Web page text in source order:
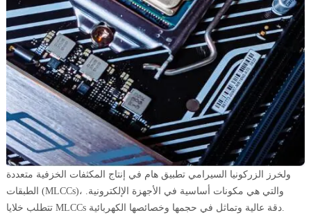
ولخرز الزركونيا السيرامي تطبيق هام في إنتاج المكثفات الخزفية متعددة
الطبقات (MLCCs)، والتي هي مكونات أساسية في الأجهزة الإلكترونية.
تتطلب خلايا MLCCs دقة عالية وتماثل في حجمها وخصائصها الكهربائية.